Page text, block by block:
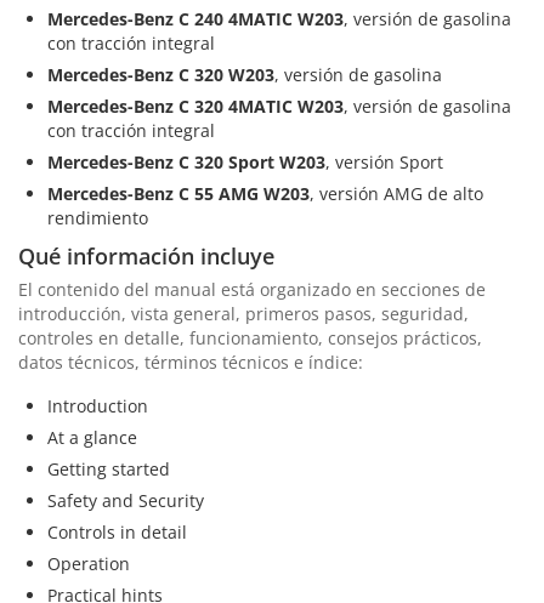
Mercedes-Benz C 240 4MATIC W203, versión de gasolina
con tracción integral
Mercedes-Benz C 320 W203, versión de gasolina
Mercedes-Benz C 320 4MATIC W203, versión de gasolina
con tracción integral
Mercedes-Benz C 320 Sport W203, versión Sport
Mercedes-Benz C 55 AMG W203, versión AMG de alto
rendimiento
Qué información incluye
El contenido del manual está organizado en secciones de
introducción, vista general, primeros pasos, seguridad,
controles en detalle, funcionamiento, consejos prácticos,
datos técnicos, términos técnicos e índice:
Introduction
At a glance
Getting started
Safety and Security
Controls in detail
Operation
Practical hints